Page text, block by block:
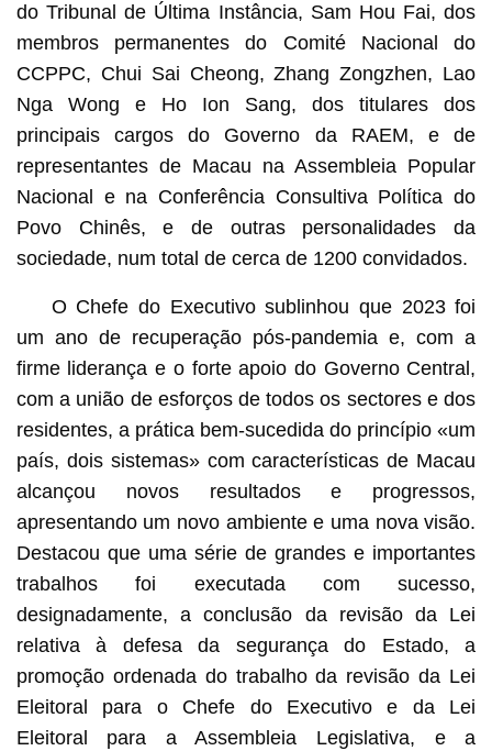
do Tribunal de Última Instância, Sam Hou Fai, dos
membros permanentes do Comité Nacional do
CCPPC, Chui Sai Cheong, Zhang Zongzhen, Lao
Nga Wong e Ho Ion Sang, dos titulares dos
principais cargos do Governo da RAEM, e de
representantes de Macau na Assembleia Popular
Nacional e na Conferência Consultiva Política do
Povo Chinês, e de outras personalidades da
sociedade, num total de cerca de 1200 convidados.
O Chefe do Executivo sublinhou que 2023 foi
um ano de recuperação pós-pandemia e, com a
firme liderança e o forte apoio do Governo Central,
com a união de esforços de todos os sectores e dos
residentes, a prática bem-sucedida do princípio «um
país, dois sistemas» com características de Macau
alcançou novos resultados e progressos,
apresentando um novo ambiente e uma nova visão.
Destacou que uma série de grandes e importantes
trabalhos foi executada com sucesso,
designadamente, a conclusão da revisão da Lei
relativa à defesa da segurança do Estado, a
promoção ordenada do trabalho da revisão da Lei
Eleitoral para o Chefe do Executivo e da Lei
Eleitoral para a Assembleia Legislativa, e a